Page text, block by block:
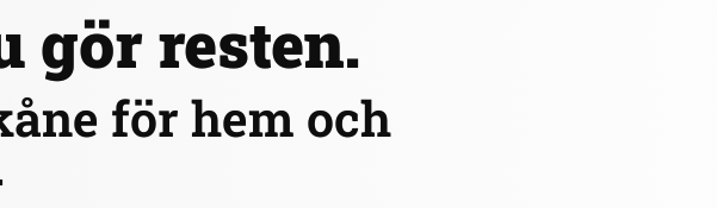
gör resten.
för hem och